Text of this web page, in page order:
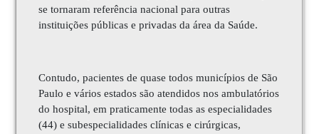
se tornaram referência nacional para outras
instituições públicas e privadas da área da Saúde.
Contudo, pacientes de quase todos municípios de São
Paulo e vários estados são atendidos nos ambulatórios
do hospital, em praticamente todas as especialidades
(44) e subespecialidades clínicas e cirúrgicas,